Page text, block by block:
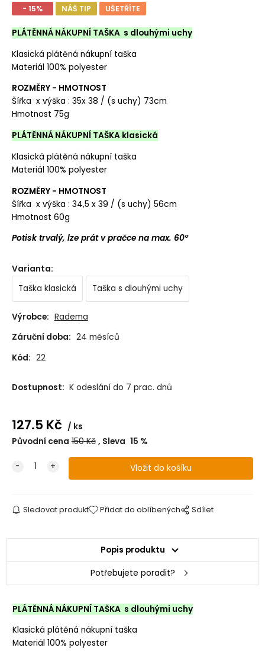
- 15% NÁŠ TIP UŠETŘÍTE
PLÁTĚNNÁ NÁKUPNÍ TAŠKA s dlouhými uchy
Klasická plátěná nákupní taška
Materiál 100% polyester
ROZMĚRY - HMOTNOST
Šířka x výška : 35x 38 / (s uchy) 73cm
Hmotnost 75g
PLÁTĚNNÁ NÁKUPNÍ TAŠKA klasická
Klasická plátěná nákupní taška
Materiál 100% polyester
ROZMĚRY - HMOTNOST
Šířka x výška : 34,5 x 39 / (s uchy) 56cm
Hmotnost 60g
Potisk trvalý, lze prát v pračce na max. 60°
Varianta:
Taška klasická
Taška s dlouhými uchy
Výrobce: Radema
Záruční doba: 24 měsíců
Kód: 22
Dostupnost: K odeslání do 7 prac. dnů
127.5 Kč
ks
Původní cena 150Kč Sleva 15 %
Sledovat produkt Přidat do oblíbených Sdílet
Popis produktu
Potřebujete poradit?
PLÁTĚNNÁ NÁKUPNÍ TAŠKA s dlouhými uchy
Klasická plátěná nákupní taška
Materiál 100% polyester